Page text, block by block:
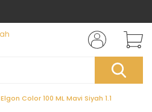
Elgon Color 100 ML Mavi Siyah 1.1